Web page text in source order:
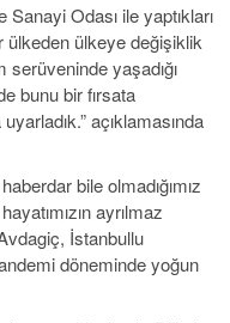
Odası ile yaptıkları
ülkeden ülkeye değişiklik
yaşadığı
bunu bir fırsata
açıklamasında
bile olmadığımız
ayrılmaz
İstanbullu
döneminde yoğun